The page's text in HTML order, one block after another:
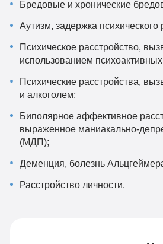
Бредовые и хронические
Аутизм, задержка
Психическое расстройство,
использованием
Психические расстройства,
и алкоголем;
Биполярное аффективное
выраженное маниакально-
(МДП);
Деменция, болезнь
Расстройство личности.